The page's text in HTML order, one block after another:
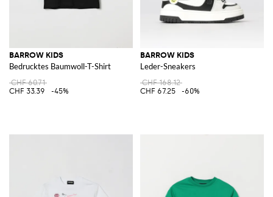
BARROW KIDS
Bedrucktes Baumwoll-T-Shirt
CHF 60.71
CHF 33.39
-45%
BARROW KIDS
Leder-Sneakers
CHF 168.12
CHF 67.25
-60%